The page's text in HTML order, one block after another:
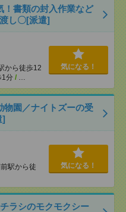
！書類の封入作業など
し〇[派遣]
から徒歩12
1分 / …
気になる！
園／ナイトズーの受
]
駅から徒
気になる！
ラシのモクモクシー